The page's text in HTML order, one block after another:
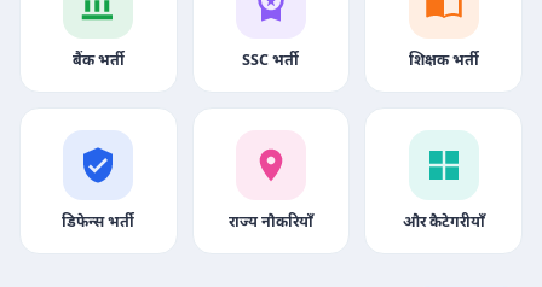
बैंक भर्ती SSC भर्ती शिक्षक भर्ती
डिफेन्स भर्ती राज्य नौकरियाँ और कैटेगरीयाँ